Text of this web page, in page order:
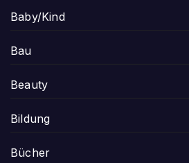
Baby/Kind
Bau
Beauty
Bildung
Bücher